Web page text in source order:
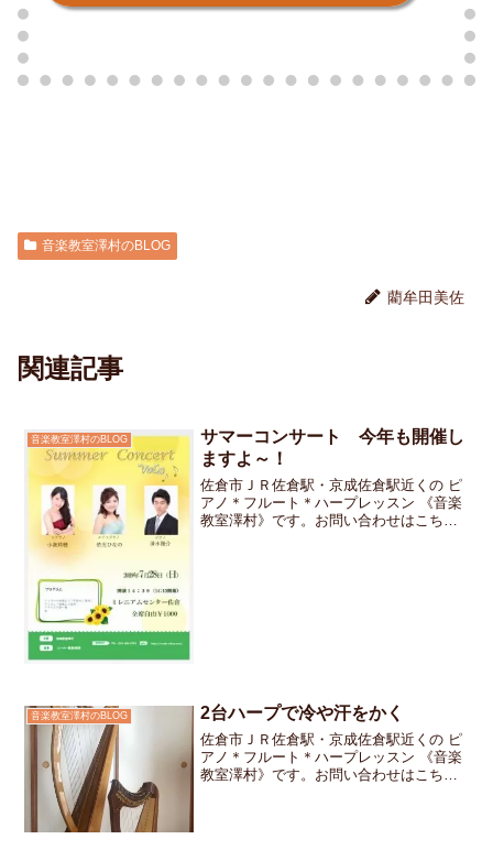
音楽教室澤村のBLOG
藺牟田美佐
関連記事
音楽教室澤村のBLOG
サマーコンサート 今年も開催し
ますよ～！
佐倉市ＪＲ佐倉駅・京成佐倉駅近くの ピ
アノ＊フルート＊ハープレッスン 《音楽
教室澤村》です。お問い合わせはこちら
音楽教室澤村のBLOG 2台ハープで冷や汗をかく
佐倉市ＪＲ佐倉駅・京成佐倉駅近くの ピ
アノ＊フルート＊ハープレッスン 《音楽
教室澤村》です。お問い合わせはこちら